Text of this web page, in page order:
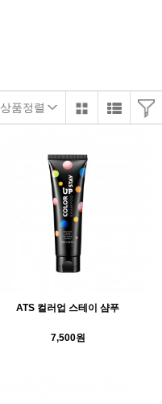
상품정렬
ATS 컬러업 스테이 샴푸
7,500원